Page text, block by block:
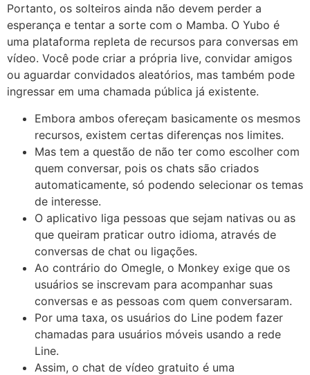
Portanto, os solteiros ainda não devem perder a
esperança e tentar a sorte com o Mamba. O Yubo é
uma plataforma repleta de recursos para conversas em
vídeo. Você pode criar a própria live, convidar amigos
ou aguardar convidados aleatórios, mas também pode
ingressar em uma chamada pública já existente.
Embora ambos ofereçam basicamente os mesmos
recursos, existem certas diferenças nos limites.
Mas tem a questão de não ter como escolher com
quem conversar, pois os chats são criados
automaticamente, só podendo selecionar os temas
de interesse.
O aplicativo liga pessoas que sejam nativas ou as
que queiram praticar outro idioma, através de
conversas de chat ou ligações.
Ao contrário do Omegle, o Monkey exige que os
usuários se inscrevam para acompanhar suas
conversas e as pessoas com quem conversaram.
Por uma taxa, os usuários do Line podem fazer
chamadas para usuários móveis usando a rede
Line.
Assim, o chat de vídeo gratuito é uma